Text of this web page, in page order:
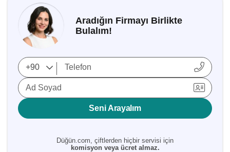
Aradığın Firmayı Birlikte
Bulalım!
Ad Soyad
Seni Arayalım
Düğün.com, çiftlerden hiçbir servisi için
komisyon veya ücret almaz.